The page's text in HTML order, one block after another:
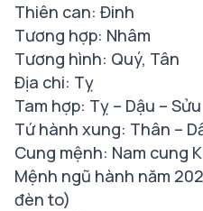
Thiên can: Đinh
Tương hợp: Nhâm
Tương hình: Quý, Tân
Địa chi: Tỵ
Tam hợp: Tỵ – Dậu – Sửu
Tứ hành xung: Thân –
Cung mệnh: Nam cung
Mệnh ngũ hành năm
đèn to)